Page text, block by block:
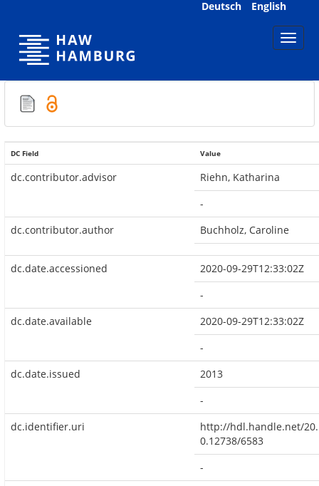
Deutsch English
DC Field Value
dc.contributor.advisor
Riehn, Katharina
-
dc.contributor.author
Buchholz, Caroline
dc.date.accessioned
2020-09-29T12:33:02Z
-
dc.date.available
2020-09-29T12:33:02Z
-
dc.date.issued
2013
-
dc.identifier.uri
http://hdl.handle.net/
0.12738/6583
-